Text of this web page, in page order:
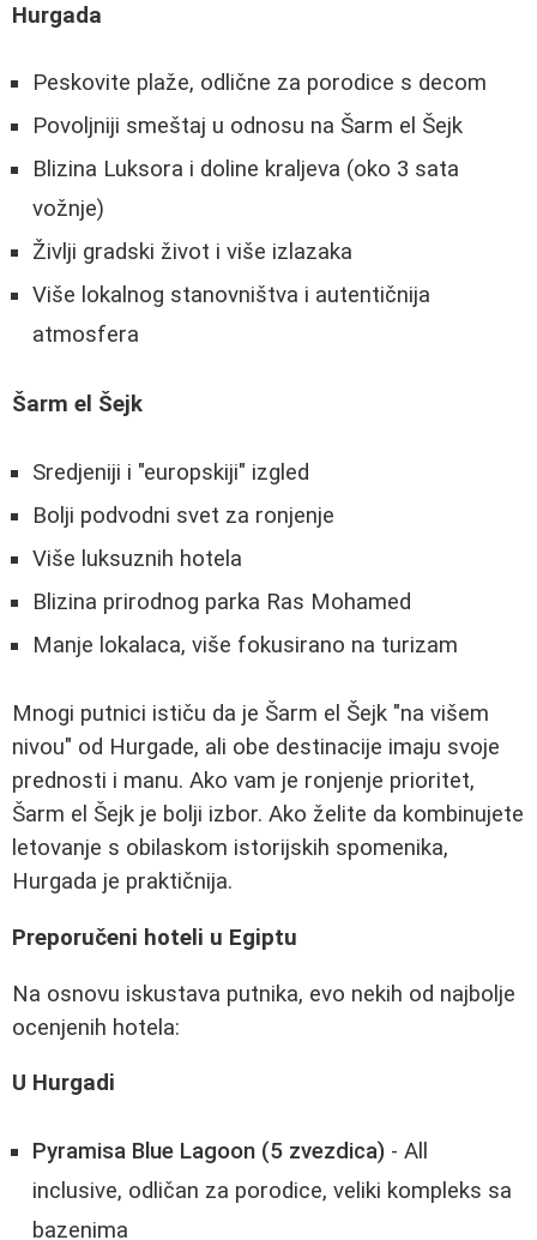
Hurgada
Peskovite plaže, odlične za porodice s decom
Povoljniji smeštaj u odnosu na Šarm el Šejk
Blizina Luksora i doline kraljeva (oko 3 sata
vožnje)
Življi gradski život i više izlazaka
Više lokalnog stanovništva i autentičnija
atmosfera
Šarm el Šejk
Sredjeniji i "europskiji" izgled
Bolji podvodni svet za ronjenje
Više luksuznih hotela
Blizina prirodnog parka Ras Mohamed
Manje lokalaca, više fokusirano na turizam
Mnogi putnici ističu da je Šarm el Šejk "na višem
nivou" od Hurgade, ali obe destinacije imaju svoje
prednosti i manu. Ako vam je ronjenje prioritet,
Šarm el Šejk je bolji izbor. Ako želite da kombinujete
letovanje s obilaskom istorijskih spomenika,
Hurgada je praktičnija.
Preporučeni hoteli u Egiptu
Na osnovu iskustava putnika, evo nekih od najbolje
ocenjenih hotela:
U Hurgadi
Pyramisa Blue Lagoon (5 zvezdica) - All
inclusive, odličan za porodice, veliki kompleks sa
bazenima